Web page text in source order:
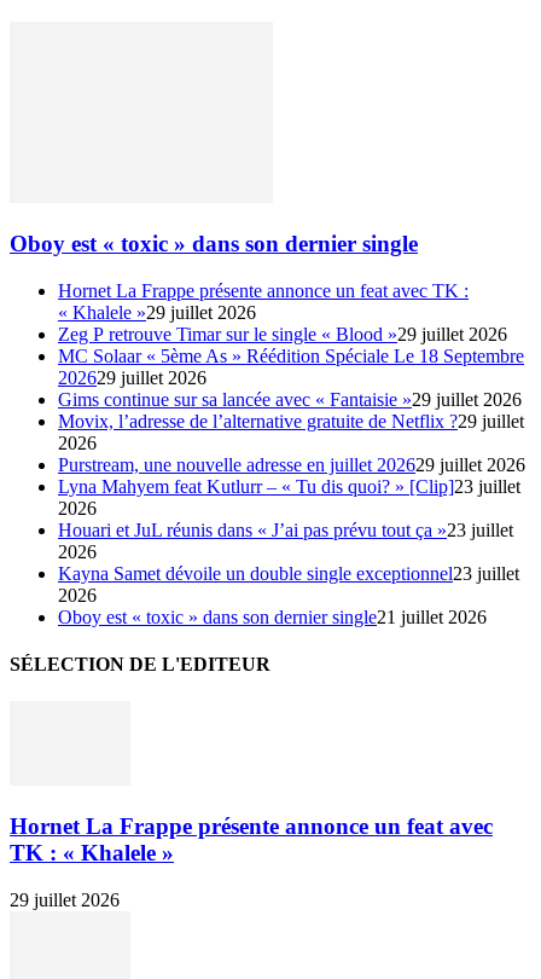
Oboy est « toxic » dans son dernier single
Hornet La Frappe présente annonce un feat avec TK :
« Khalele »29 juillet 2026
Zeg P retrouve Timar sur le single « Blood »29 juillet 2026
MC Solaar « 5ème As » Réédition Spéciale Le 18 Septembre
202629 juillet 2026
Gims continue sur sa lancée avec « Fantaisie »29 juillet 2026
Movix, l’adresse de l’alternative gratuite de Netflix ?29 juillet
2026
Purstream, une nouvelle adresse en juillet 202629 juillet 2026
Lyna Mahyem feat Kutlurr – « Tu dis quoi? » [Clip]23 juillet
2026
Houari et JuL réunis dans « J’ai pas prévu tout ça »23 juillet
2026
Kayna Samet dévoile un double single exceptionnel23 juillet
2026
Oboy est « toxic » dans son dernier single21 juillet 2026
SÉLECTION DE L'EDITEUR
Hornet La Frappe présente annonce un feat avec
TK : « Khalele »
29 juillet 2026